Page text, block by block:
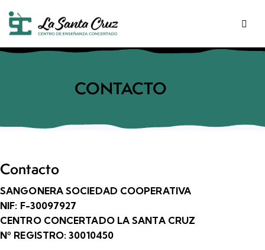
CONTACTO
Contacto
SANGONERA SOCIEDAD COOPERATIVA
NIF: F-30097927
CENTRO CONCERTADO LA SANTA CRUZ
Nº REGISTRO: 30010450